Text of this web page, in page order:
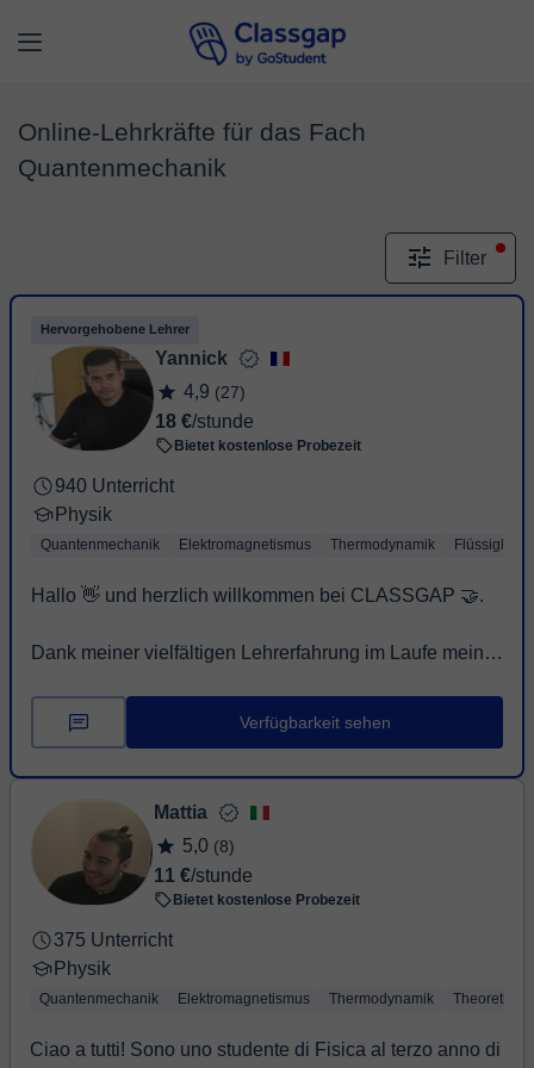
Online-Lehrkräfte für das Fach
Quantenmechanik
Filter
Hervorgehobene Lehrer
Yannick
4,9 (27)
18 €/stunde
Bietet kostenlose Probezeit
940 Unterricht
Physik
Quantenmechanik Elektromagnetismus Thermodynamik
Hallo 👋 und herzlich willkommen bei CLASSGAP 🤝.
Dank meiner vielfältigen Lehrerfahrung im Laufe meiner
Verfügbarkeit sehen
Mattia
5,0 (8)
11 €/stunde
Bietet kostenlose Probezeit
375 Unterricht
Physik
Quantenmechanik Elektromagnetismus Thermodynamik
Ciao a tutti! Sono uno studente di Fisica al terzo anno di